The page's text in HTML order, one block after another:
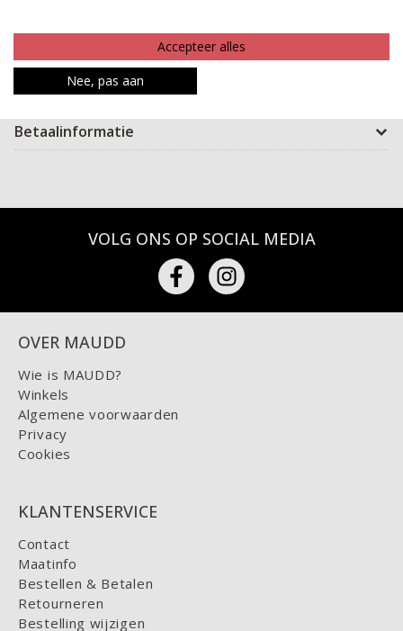
details en sluit gemakkelijk door een magnetische
sluiting. De armband heeft prachtige details. Geweldig!
Product kenmerken
Betaalinformatie
VOLG ONS OP SOCIAL MEDIA
OVER MAUDD
Wie is MAUDD?
Winkels
Algemene voorwaarden
Privacy
Cookies
KLANTENSERVICE
Contact
Maatinfo
Bestellen & Betalen
Retourneren
Bestelling wijzigen
Accepteer alles
Nee, pas aan